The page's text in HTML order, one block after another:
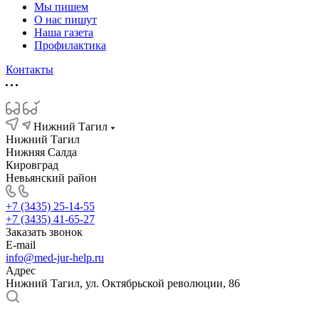
Мы пишем
О нас пишут
Наша газета
Профилактика
Контакты
Нижний Тагил
Нижний Тагил
Нижняя Салда
Кировград
Невьянский район
+7 (3435) 25-14-55
+7 (3435) 41-65-27
Заказать звонок
E-mail
info@med-jur-help.ru
Адрес
Нижний Тагил, ул. Октябрьской революции, 86